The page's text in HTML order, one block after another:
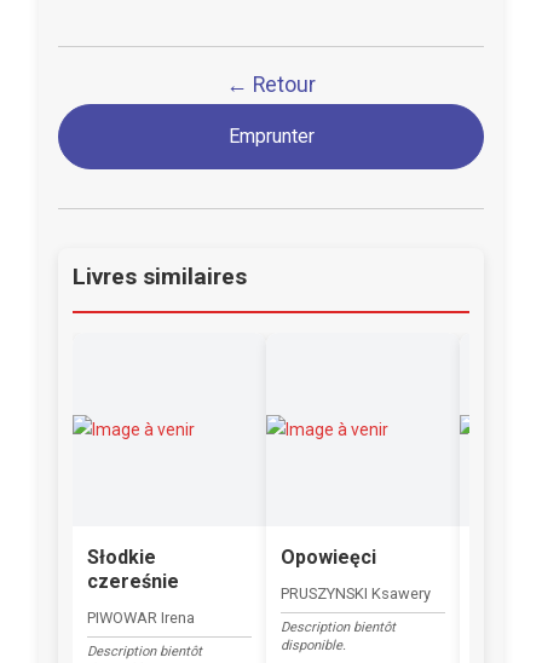
← Retour
Emprunter
Livres similaires
Słodkie
czereśnie
PIWOWAR Irena
Description bientôt
Opowieęci
PRUSZYNSKI Ksawery
Description bientôt
disponible.